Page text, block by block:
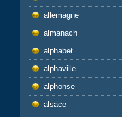
allemagne
almanach
alphabet
alphaville
alphonse
alsace